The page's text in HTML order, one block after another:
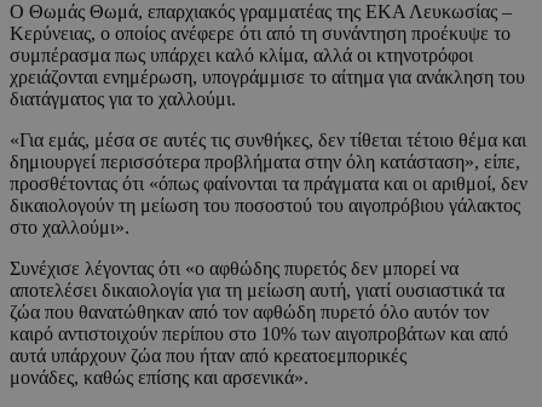
Ο Θωμάς Θωμά, επαρχιακός γραμματέας της ΕΚΑ Λευκωσίας –
Κερύνειας, ο οποίος ανέφερε ότι από τη συνάντηση προέκυψε το
συμπέρασμα πως υπάρχει καλό κλίμα, αλλά οι κτηνοτρόφοι
χρειάζονται ενημέρωση, υπογράμμισε το αίτημα για ανάκληση του
διατάγματος για το χαλλούμι.
«Για εμάς, μέσα σε αυτές τις συνθήκες, δεν τίθεται τέτοιο θέμα και
δημιουργεί περισσότερα προβλήματα στην όλη κατάσταση», είπε,
προσθέτοντας ότι «όπως φαίνονται τα πράγματα και οι αριθμοί, δεν
δικαιολογούν τη μείωση του ποσοστού του αιγοπρόβιου γάλακτος
στο χαλλούμι».
Συνέχισε λέγοντας ότι «ο αφθώδης πυρετός δεν μπορεί να
αποτελέσει δικαιολογία για τη μείωση αυτή, γιατί ουσιαστικά τα
ζώα που θανατώθηκαν από τον αφθώδη πυρετό όλο αυτόν τον
καιρό αντιστοιχούν περίπου στο 10% των αιγοπροβάτων και από
αυτά υπάρχουν ζώα που ήταν από κρεατοεμπορικές
μονάδες, καθώς επίσης και αρσενικά».